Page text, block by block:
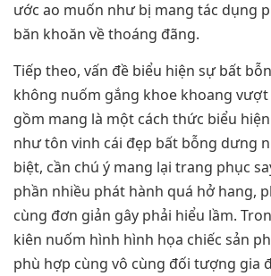
ước ao muốn như bị mang tác dụng
băn khoăn về thoáng đãng.
Tiếp theo, vấn đề biểu hiện sự bất
không nuốm gắng khoe khoang
gồm mang là một cách thức biểu
như tôn vinh cái đẹp bất bỗng dưng
biệt, cần chú ý mang lại trang phục
phần nhiều phát hành quá hở hang,
cùng đơn giản gây phải hiểu lầm.
kiên nuốm hình hình họa chiếc sản
phù hợp cùng vô cùng đối tượng gia